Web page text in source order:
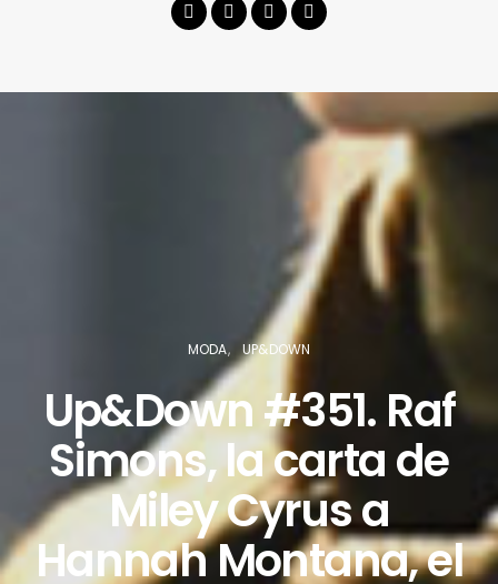
MODA UP&DOWN
Up&Down #351. Raf
Simons, la carta de
Miley Cyrus a
Hannah Montana, el